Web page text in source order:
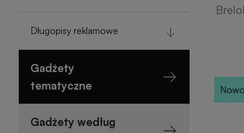
Długopisy reklamowe
Gadżety
tematyczne
Gadżety według